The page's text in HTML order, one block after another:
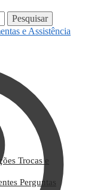
Pesquisar
Pesquisar
Trocas e
Perguntas